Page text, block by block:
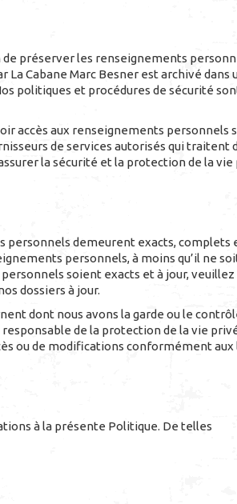
de préserver les renseignements
Cabane Marc Besner est archivé dans
politiques et procédures de sécurité
accès aux renseignements personnels
de services autorisés qui traitent
la sécurité et la protection de la vie
personnels demeurent exacts, complets
personnels, à moins qu’il ne
soient exacts et à jour, veuillez
dossiers à jour.
dont nous avons la garde ou le
de la protection de la vie
ou de modifications conformément aux
à la présente Politique. De telles